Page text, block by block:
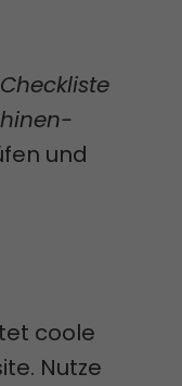
und
coole
Nutze